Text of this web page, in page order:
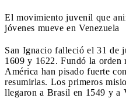
El movimiento juvenil que
jóvenes mueve en Venezuela
San Ignacio falleció el 31 de
1609 y 1622. Fundó la orden
América han pisado fuerte
resumirlas. Los primeros
llegaron a Brasil en 1549 y a